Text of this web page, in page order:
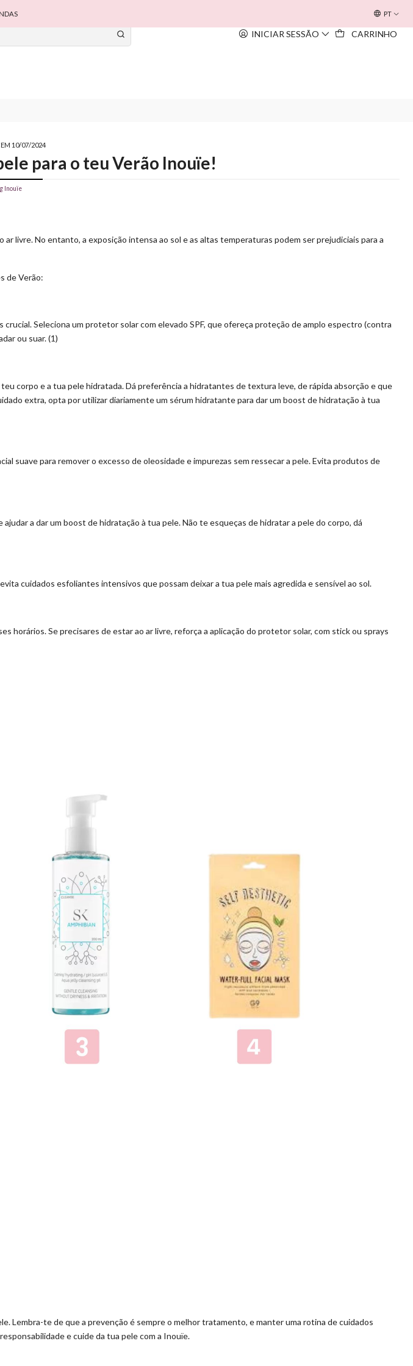
INICIAR SESSÃO CARRINHO
EM TODAS AS COMPRAS PT
10/07/2024
para o teu Verão Inouïe!
Inouïe
livre. No entanto, a exposição intensa ao sol e as altas temperaturas podem ser prejudiciais para a
de Verão:
Seleciona um protetor solar com elevado SPF, que ofereça proteção de amplo espectro (contra
ou suar. (1)
corpo e a tua pele hidratada. Dá preferência a hidratantes de textura leve, de rápida absorção e que
extra, opta por utilizar diariamente um sérum hidratante para dar um boost de hidratação à tua
suave para remover o excesso de oleosidade e impurezas sem ressecar a pele. Evita produtos de
a dar um boost de hidratação à tua pele. Não te esqueças de hidratar a pele do corpo, dá
cuidados esfoliantes intensivos que possam deixar a tua pele mais agredida e sensível ao sol.
horários. Se precisares de estar ao ar livre, reforça a aplicação do protetor solar, com stick ou sprays
Lembra-te de que a prevenção é sempre o melhor tratamento, e manter uma rotina de cuidados
e cuide da tua pele com a Inouïe.